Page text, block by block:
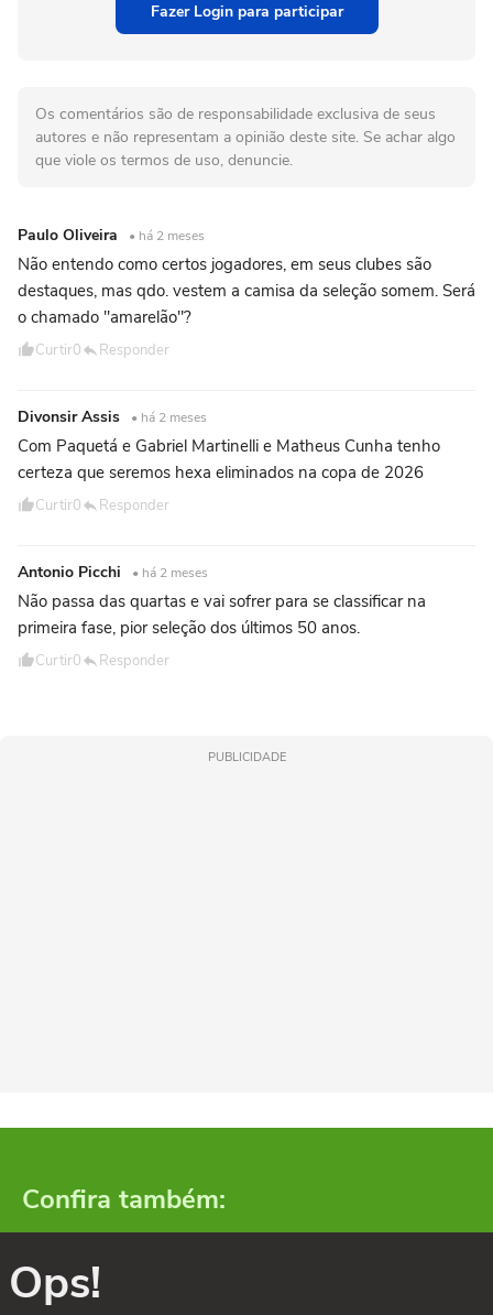
Fazer Login para participar
Os comentários são de responsabilidade exclusiva de seus
autores e não representam a opinião deste site. Se achar algo
que viole os termos de uso, denuncie.
Paulo Oliveira • há 2 meses
Não entendo como certos jogadores, em seus clubes são
destaques, mas qdo. vestem a camisa da seleção somem. Será
o chamado "amarelão"?
Curtir0 Responder
Divonsir Assis • há 2 meses
Com Paquetá e Gabriel Martinelli e Matheus Cunha tenho
certeza que seremos hexa eliminados na copa de 2026
Curtir0 Responder
Antonio Picchi • há 2 meses
Não passa das quartas e vai sofrer para se classificar na
primeira fase, pior seleção dos últimos 50 anos.
Curtir0 Responder
PUBLICIDADE
Confira também:
Ops!